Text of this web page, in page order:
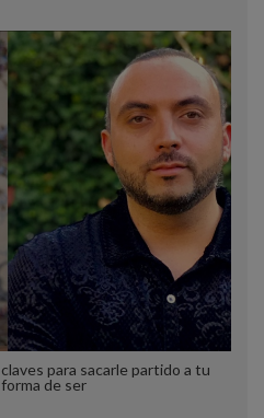
claves para sacarle partido a tu
forma de ser